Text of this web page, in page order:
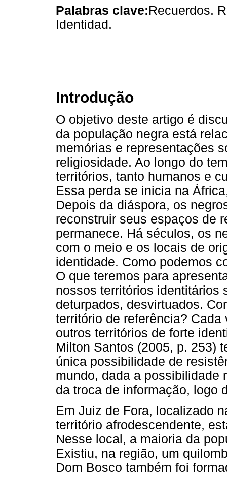
Palabras clave:Recuerdos.
Identidad.
Introdução
O objetivo deste artigo é
da população negra está
memórias e representações
religiosidade. Ao longo do
territórios, tanto humanos e
Essa perda se inicia na
Depois da diáspora, os
reconstruir seus espaços de
permanece. Há séculos, os
com o meio e os locais de
identidade. Como podemos
O que teremos para
nossos territórios identitários
deturpados, desvirtuados.
território de referência?
outros territórios de forte
Milton Santos (2005, p. 253)
única possibilidade de
mundo, dada a possibilidade
da troca de informação, logo
Em Juiz de Fora, localizado
território afrodescendente,
Nesse local, a maioria da
Existiu, na região, um
Dom Bosco também foi